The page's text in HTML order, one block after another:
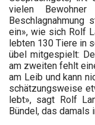
vielen
Beschlagnahmung
ein», wie sich Rolf
lebten 130 Tiere in
übel mitgespielt:
am zweiten fehlt
am Leib und kann
schätzungsweise
lebt», sagt Rolf
Bündel, das damals